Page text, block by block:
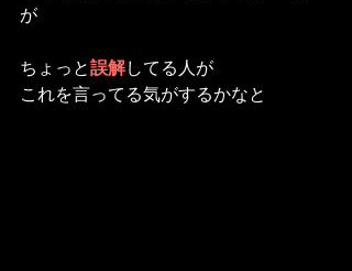
が
ちょっと誤解してる人が
これを言ってる気がするかなと